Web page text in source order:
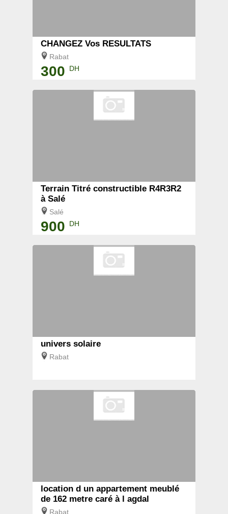
CHANGEZ Vos RESULTATS
Rabat
300 DH
Terrain Titré constructible R4R3R2
à Salé
Salé
900 DH
univers solaire
Rabat
location d un appartement meublé
de 162 metre caré à l agdal
Rabat